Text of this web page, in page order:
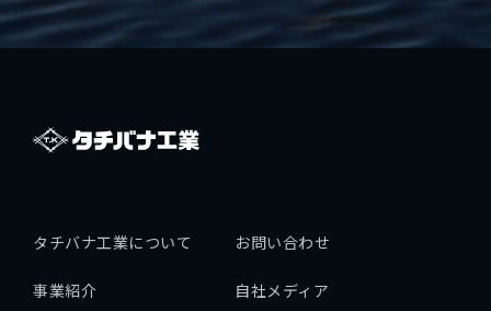
タチバナ工業について
事業紹介
お問い合わせ
自社メディア